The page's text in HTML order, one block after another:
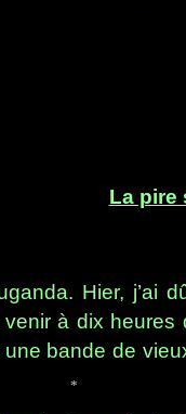
La pire
Hier, j’ai
à dix
une bande de